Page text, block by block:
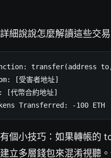
細說說怎麼解讀這些交
transfer(address
[受害者地址]
[代幣合約地址]
Transferred: -100 ETH
個小技巧：如果轉帳的
立多層錢包來混淆視聽